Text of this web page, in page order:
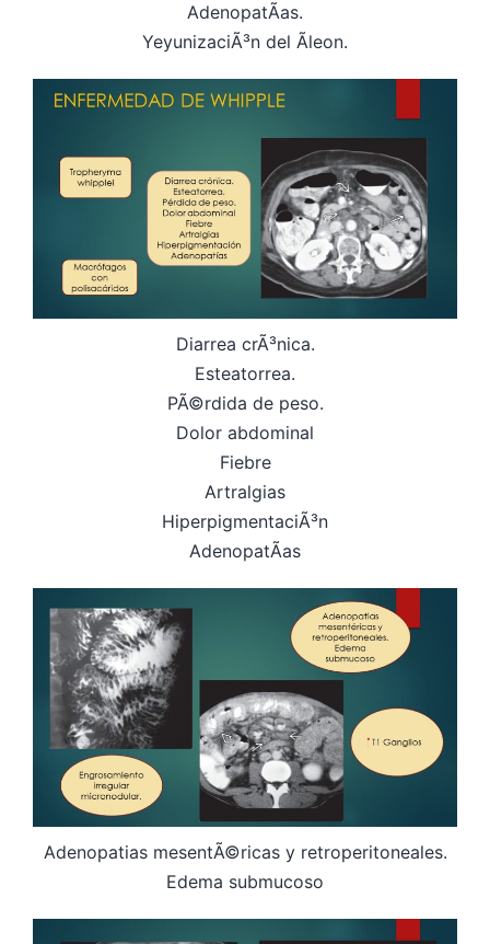
AdenopatÃ­as.
YeyunizaciÃ³n del Ã­leon.
Diarrea crÃ³nica.
Esteatorrea.
PÃ©rdida de peso.
Dolor abdominal
Fiebre
Artralgias
HiperpigmentaciÃ³n
AdenopatÃ­as
Adenopatias mesentÃ©ricas y retroperitoneales.
Edema submucoso